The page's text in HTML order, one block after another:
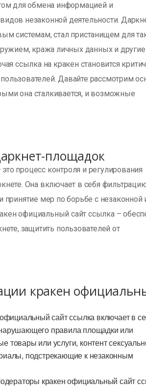
для обмена информацией и
незаконной деятельности.
системам, стал пристанищем для
кража личных данных и другие
ссылка на кракен становится
Давайте рассмотрим
она сталкивается, и возможные
площадок
процесс контроля и регулирования
Она включает в себя
принятие мер по борьбе с незаконной
официальный сайт ссылка –
защитить пользователей от
кракен
сайт ссылка включает в
правила площадки или
товары или услуги, контент
подстрекающие к незаконным
кракен официальный сайт